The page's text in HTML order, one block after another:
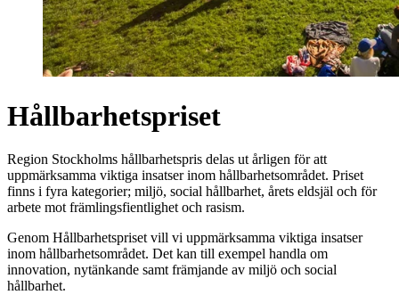
Hållbarhetspriset
Region Stockholms hållbarhetspris delas ut årligen för att
uppmärksamma viktiga insatser inom hållbarhetsområdet. Priset
finns i fyra kategorier; miljö, social hållbarhet, årets eldsjäl och för
arbete mot främlingsfientlighet och rasism.
Genom Hållbarhetspriset vill vi uppmärksamma viktiga insatser
inom hållbarhetsområdet. Det kan till exempel handla om
innovation, nytänkande samt främjande av miljö och social
hållbarhet.